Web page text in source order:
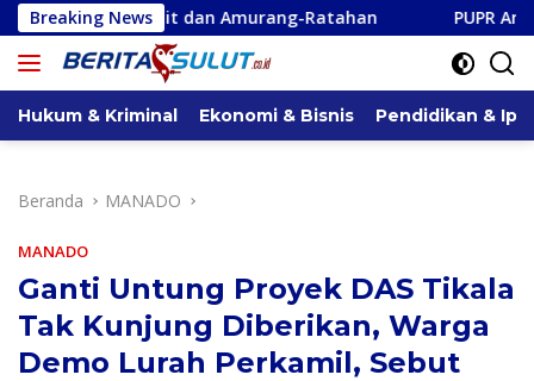
Langsung
ke
konten
Breaking News
Amurang-Ratahan PUPR Anggarkan Dana
Hukum & Kriminal Ekonomi & Bisnis Pendidikan &
Beranda MANADO
MANADO
Ganti Untung Proyek DAS Tikala
Tak Kunjung Diberikan, Warga
Demo Lurah Perkamil, Sebut